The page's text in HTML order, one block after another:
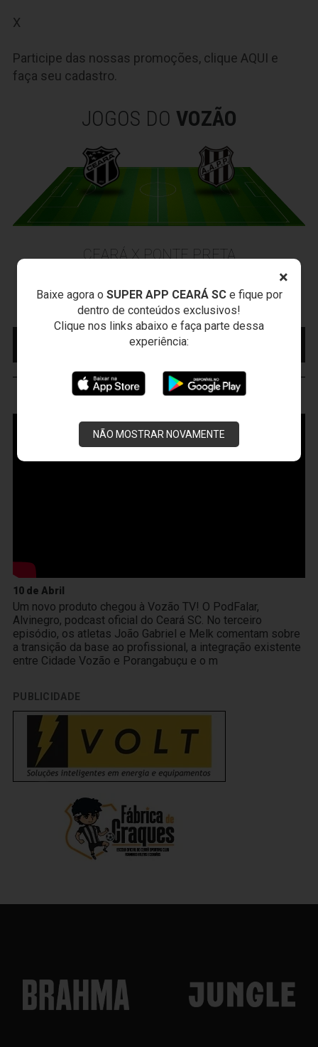
×
Baixe agora o SUPER APP CEARÁ SCe fique por
dentro de conteúdos exclusivos!
Clique nos links abaixo e faça parte dessa
experiência:
NÃO MOSTRAR NOVAMENTE
X
Participe das nossas promoções, clique AQUI e
faça seu cadastro.
JOGOS DO VOZÃO
CEARÁ X PONTE PRETA
Arena Vozão (Castelão) - Capital/CE
Campeonato Brasileiro • 2º Turno • 21 ª Rodada
MAIS INFORMAÇÕES
VOZÃOTV
10 de Abril
Um novo produto chegou à Vozão TV! O PodFalar,
Alvinegro, podcast oficial do Ceará SC. No terceiro
episódio, os atletas João Gabriel e Melk comentam sobre
a transição da base ao profissional, a integração existente
entre Cidade Vozão e Porangabuçu e o m
PUBLICIDADE